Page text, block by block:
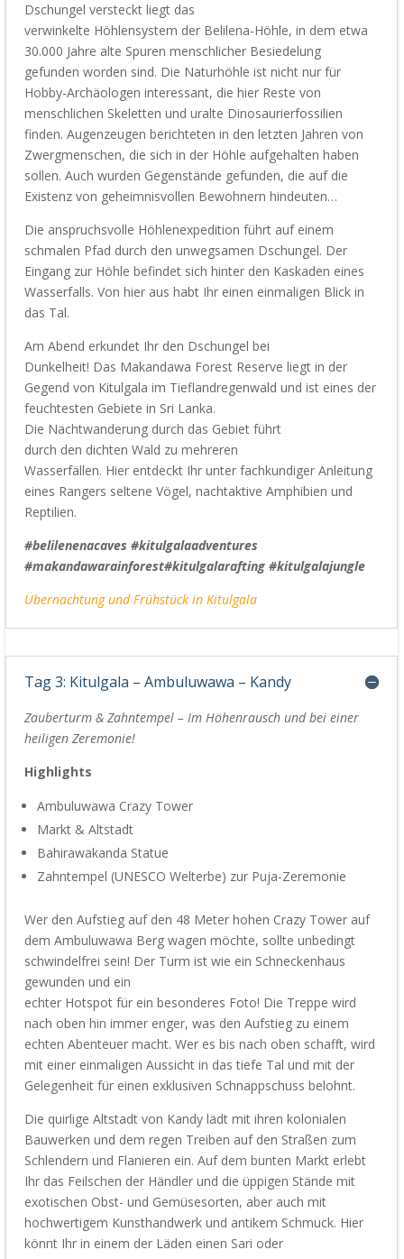
Dschungel versteckt liegt das
verwinkelte Höhlensystem der Belilena-Höhle, in dem etwa
30.000 Jahre alte Spuren menschlicher Besiedelung
gefunden worden sind. Die Naturhöhle ist nicht nur für
Hobby-Archäologen interessant, die hier Reste von
menschlichen Skeletten und uralte Dinosaurierfossilien
finden. Augenzeugen berichteten in den letzten Jahren von
Zwergmenschen, die sich in der Höhle aufgehalten haben
sollen. Auch wurden Gegenstände gefunden, die auf die
Existenz von geheimnisvollen Bewohnern hindeuten…
Die anspruchsvolle Höhlenexpedition führt auf einem
schmalen Pfad durch den unwegsamen Dschungel. Der
Eingang zur Höhle befindet sich hinter den Kaskaden eines
Wasserfalls. Von hier aushabt Ihr einen einmaligen Blick in
das Tal.
Am Abend erkundet Ihr den Dschungel bei
Dunkelheit! Das Makandawa Forest Reserve liegt in der
Gegend von Kitulgala im Tieflandregenwald und ist eines der
feuchtesten Gebiete in Sri Lanka.
Die Nachtwanderung durch das Gebiet führt
durch den dichtenWald zu mehreren
Wasserfällen. Hier entdeckt Ihr unter fachkundiger Anleitung
eines Rangers seltene Vögel, nachtaktive Amphibien und
Reptilien.
#belilenenacaves #kitulgalaadventures
#makandawarainforest#kitulgalarafting #kitulgalajungle
Übernachtung und Frühstück inKitulgala
Tag 3: Kitulgala – Ambuluwawa – Kandy
Zauberturm & Zahntempel –Im Höhenrausch undbei einer
heiligen Zeremonie!
Highlights
Ambuluwawa Crazy Tower
Markt & Altstadt
Bahirawakanda Statue
Zahntempel (UNESCOWelterbe) zur Puja-Zeremonie
Wer den Aufstieg auf den 48 Meter hohen Crazy Tower auf
demAmbuluwawa Berg wagen möchte, sollte unbedingt
schwindelfrei sein! Der Turm ist wie ein Schneckenhaus
gewunden und ein
echter Hotspot für einbesonderes Foto! Die Treppe wird
nach oben hin immer enger, was den Aufstieg zu einem
echten Abenteuer macht. Wer es bis nach oben schafft, wird
mit einer einmaligen Aussicht in das tiefe Talundmit der
Gelegenheit für einen exklusiven Schnappschussbelohnt.
Die quirlige Altstadt von Kandy lädt mit ihren kolonialen
Bauwerken und dem regen Treiben auf den Straßen zum
Schlendern und Flanieren ein. Auf dem bunten Markt erlebt
Ihr das Feilschen der Händler und die üppigen Stände mit
exotischen Obst- und Gemüsesorten, aber auch mit
hochwertigem Kunsthandwerk und antikem Schmuck. Hier
könnt Ihr in einem der Läden einen Sari oder